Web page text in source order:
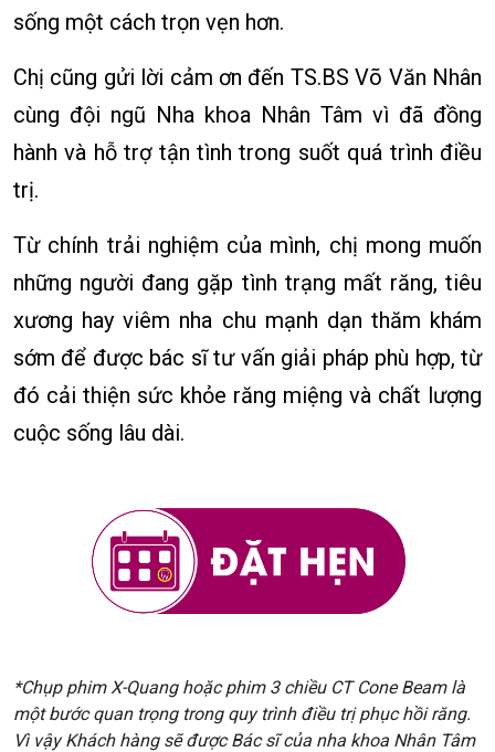
sống một cách trọn vẹn hơn.
Chị cũng gửi lời cảm ơn đến TS.BS Võ Văn Nhân
cùng đội ngũ Nha khoa Nhân Tâm vì đã đồng
hành và hỗ trợ tận tình trong suốt quá trình điều
trị.
Từ chính trải nghiệm của mình, chị mong muốn
những người đang gặp tình trạng mất răng, tiêu
xương hay viêm nha chu mạnh dạn thăm khám
sớm để được bác sĩ tư vấn giải pháp phù hợp, từ
đó cải thiện sức khỏe răng miệng và chất lượng
cuộc sống lâu dài.
*Chụp phim X-Quang hoặc phim 3 chiều CT Cone Beam là
một bước quan trọng trong quy trình điều trị phục hồi răng.
Vì vậy Khách hàng sẽ được Bác sĩ của nha khoa Nhân Tâm